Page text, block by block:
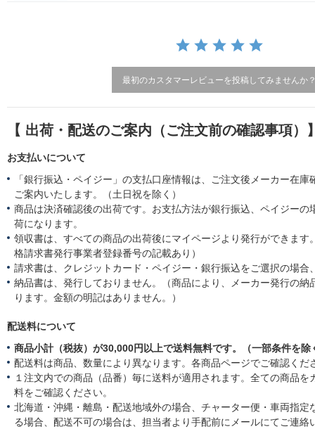
最初のカスタマーレビューを投稿してみませんか
【 出荷・配送のご案内（ご注文前の確認事項）
お支払いについて
「銀行振込・ペイジー」の支払口座情報は、ご注文後メーカー在
ご案内いたします。（土日祝を除く）
商品は決済確認後の出荷です。お支払方法が銀行振込、ペイジーの
荷になります。
領収書は、すべての商品の出荷後にマイページより発行ができます
格請求書発行事業者登録番号の記載あり）
請求書は、クレジットカード・ペイジー・銀行振込をご選択の場合
納品書は、発行しておりません。（商品により、メーカー発行の納
ります。金額の明記はありません。）
配送料について
商品小計（税抜）が30,000円以上で送料無料です。（一部条件を除
配送料は商品、数量により異なります。各商品ページでご確認くだ
１注文内での商品（品番）毎に送料が適用されます。全ての商品を
料をご確認ください。
北海道・沖縄・離島・配送地域外の場合、チャーター便・車両指定
る場合、配送不可の場合は、担当者より手配前にメールにてご連絡